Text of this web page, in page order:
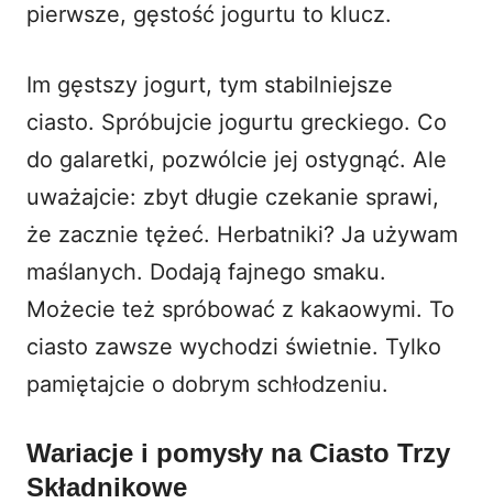
pierwsze, gęstość jogurtu to klucz.
Im gęstszy jogurt, tym stabilniejsze
ciasto. Spróbujcie jogurtu greckiego. Co
do galaretki, pozwólcie jej ostygnąć. Ale
uważajcie: zbyt długie czekanie sprawi,
że zacznie tężeć. Herbatniki? Ja używam
maślanych. Dodają fajnego smaku.
Możecie też spróbować z kakaowymi. To
ciasto zawsze wychodzi świetnie. Tylko
pamiętajcie o dobrym schłodzeniu.
Wariacje i pomysły na Ciasto Trzy
Składnikowe